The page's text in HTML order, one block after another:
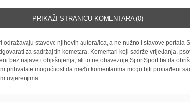
PRIKAŽI STRANICU KOMENTARA (0)
odražavaju stavove njihovih autora/ica, a ne nužno i stavove portala
za sadržaj tih kometara. Komentari koji sadrže vrijeđanja,
bez najave i objašnjenja, ali to ne obavezuje SportSport.ba da
prihvatate mogućnost da među komentarima mogu biti pronađeni
uvjerenjima.